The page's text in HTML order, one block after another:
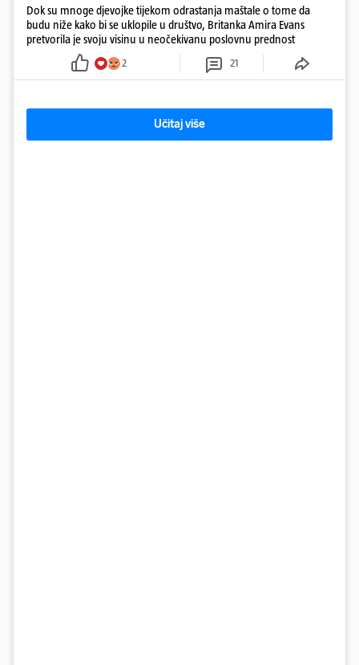
Dok su mnoge djevojke tijekom odrastanja maštale o tome da
budu niže kako bi se uklopile u društvo, Britanka Amira Evans
pretvorila je svoju visinu u neočekivanu poslovnu prednost
2 21
Učitaj više